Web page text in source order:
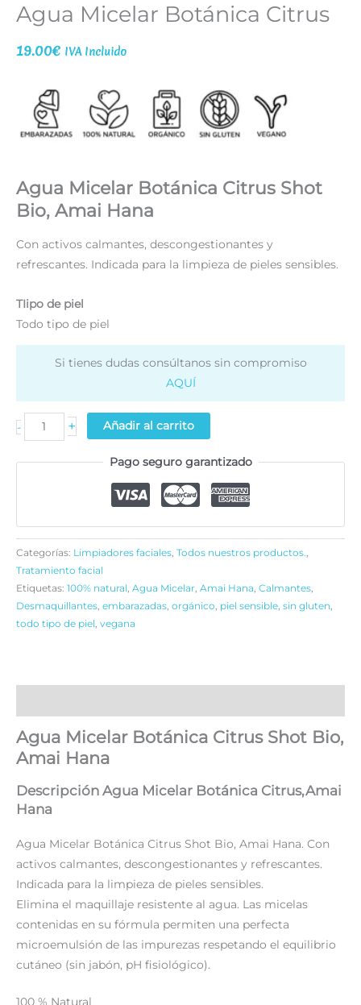
Agua Micelar Botánica Citrus
19.00€ IVA Incluido
Agua Micelar Botánica Citrus Shot
Bio, Amai Hana
Con activos calmantes, descongestionantes y
refrescantes. Indicada para la limpieza de pieles sensibles.
TIipo de piel
Todo tipo de piel
Si tienes dudas consúltanos sin compromiso
AQUÍ
-
Agua
Micelar
Botánica
+ Añadir al carrito
Pago seguro garantizado
Categorías: Limpiadores faciales, Todos nuestros productos.,
Tratamiento facial
Etiquetas: 100% natural, Agua Micelar, Amai Hana, Calmantes,
Desmaquillantes, embarazadas, orgánico, piel sensible, sin gluten,
todo tipo de piel, vegana
Agua Micelar Botánica Citrus Shot Bio,
Amai Hana
Descripción Agua Micelar Botánica Citrus,Amai
Hana
Agua Micelar Botánica Citrus Shot Bio, Amai Hana. Con
activos calmantes, descongestionantes y refrescantes.
Indicada para la limpieza de pieles sensibles.
Elimina el maquillaje resistente al agua. Las micelas
contenidas en su fórmula permiten una perfecta
microemulsión de las impurezas respetando el equilibrio
cutáneo (sin jabón, pH fisiológico).
100 % Natural